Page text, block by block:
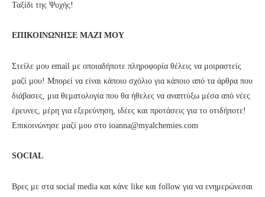
Ταξίδι της Ψυχής!
ΕΠΙΚΟΙΝΩΝΗΣΕ ΜΑΖΙ ΜΟΥ
Στείλε μου email με οποιαδήποτε πληροφορία θέλεις να μοιραστείς
μαζί μου! Μπορεί να είναι κάποιο σχόλιο για κάποιο από τα άρθρα που
διάβασες, μια θεματολογία που θα ήθελες να αναπτύξω μέσα από νέες
έρευνες, μέρη για εξερεύνηση, ιδέες και προτάσεις για το οτιδήποτε!
Επικοινώνησε μαζί μου στο ioanna@myalchemies.com
SOCIAL
Βρες με στα social media και κάνε like και follow για να ενημερώνεσαι